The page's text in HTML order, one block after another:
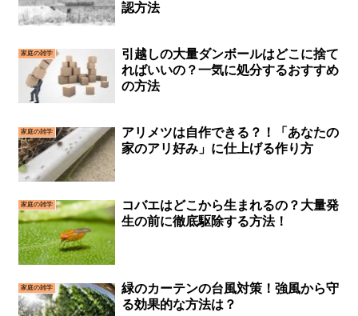
認方法
家庭の雑学
引越しの大量ダンボールはどこに捨て
ればいいの？一気に処分するおすすめ
の方法
家庭の雑学
アリメツは自作できる？！「あなたの
家のアリ好み」に仕上げる作り方
家庭の雑学
コバエはどこから生まれるの？大量発
生の前に徹底駆除する方法！
家庭の雑学
緑のカーテンの台風対策！強風から守
る効果的な方法は？